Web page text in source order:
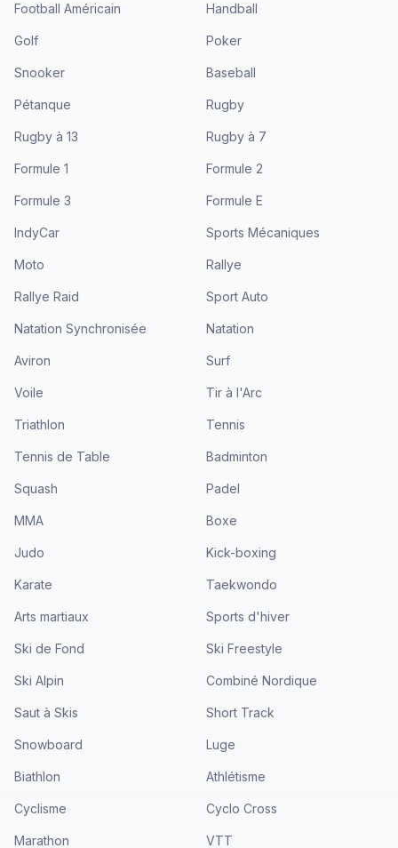
Football Américain Handball
Golf Poker
Snooker Baseball
Pétanque Rugby
Rugby à 13 Rugby à 7
Formule 1 Formule 2
Formule 3 Formule E
IndyCar Sports Mécaniques
Moto Rallye
Rallye Raid Sport Auto
Natation Synchronisée Natation
Aviron Surf
Voile Tir à l'Arc
Triathlon Tennis
Tennis de Table Badminton
Squash Padel
MMA Boxe
Judo Kick-boxing
Karate Taekwondo
Arts martiaux Sports d'hiver
Ski de Fond Ski Freestyle
Ski Alpin Combiné Nordique
Saut à Skis Short Track
Snowboard Luge
Biathlon Athlétisme
Cyclisme Cyclo Cross
Marathon VTT